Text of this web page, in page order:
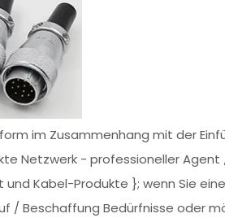
im Zusammenhang mit der
Netzwerk - professioneller Agent
Kabel-Produkte }; wenn Sie eine
/ Beschaffung Bedürfnisse oder